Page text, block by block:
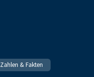
Zahlen & Fakten